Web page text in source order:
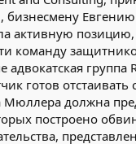
активную
команду
адвокатская группа
готов
Мюллера должна
построено